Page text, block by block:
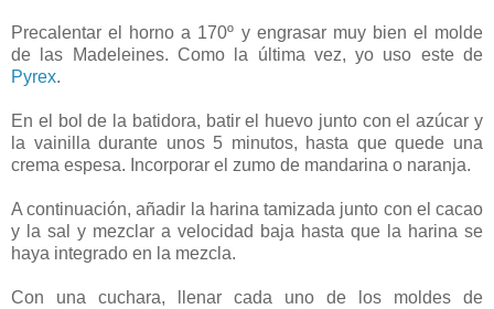
Precalentar el horno a 170º y engrasar muy bien el molde
de las Madeleines. Como la última vez, yo uso este de
Pyrex.
En el bol de la batidora, batir el huevo junto con el azúcar y
la vainilla durante unos 5 minutos, hasta que quede una
crema espesa. Incorporar el zumo de mandarina o naranja.
A continuación, añadir la harina tamizada junto con el cacao
y la sal y mezclar a velocidad baja hasta que la harina se
haya integrado en la mezcla.
Con una cuchara, llenar cada uno de los moldes de